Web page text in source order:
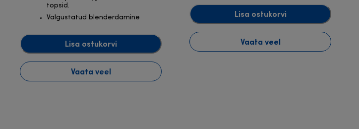
topsid.
Valgustatud blenderdamine
Lisa ostukorvi
Vaata veel
Lisa ostukorvi
Vaata veel